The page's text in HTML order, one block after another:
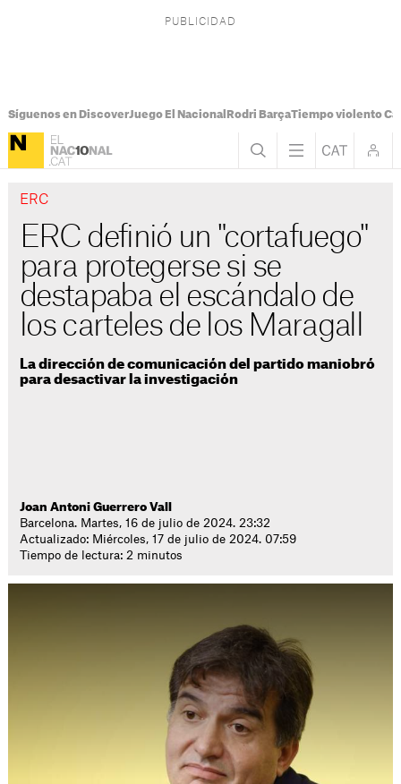
Síguenos en DiscoverJuego El Nacional Rodri BarçaTiempo violento
ERC
ERC definió un "cortafuego"
para protegerse si se
destapaba el escándalo de
los carteles de los Maragall
La dirección de comunicación del partido maniobró
para desactivar la investigación
Joan Antoni Guerrero Vall
Barcelona. Martes, 16 de julio de 2024. 23:32
Actualizado: Miércoles, 17 de julio de 2024. 07:59
Tiempo de lectura: 2 minutos